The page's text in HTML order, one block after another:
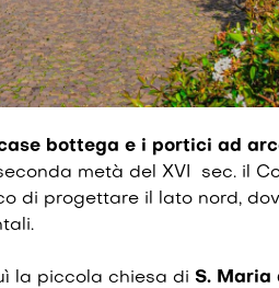
bottega e i portici ad
metà del XVI sec. il
di progettare il lato nord,
la piccola chiesa di S. Maria